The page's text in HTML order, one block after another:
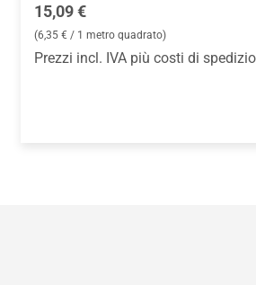
Prezzo normale:
15,09 €
(6,35 € / 1 metro quadrato)
Prezzi incl. IVA più costi di